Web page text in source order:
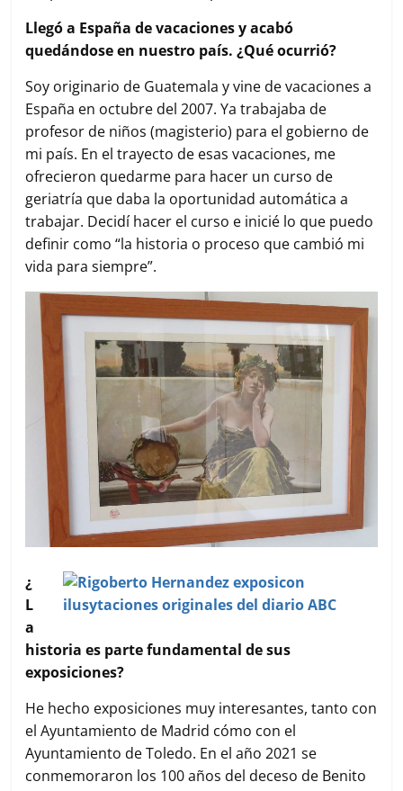
Llegó a España de vacaciones y acabó
quedándose en nuestro país. ¿Qué ocurrió?
Soy originario de Guatemala y vine de vacaciones a
España en octubre del 2007. Ya trabajaba de
profesor de niños (magisterio) para el gobierno de
mi país. En el trayecto de esas vacaciones, me
ofrecieron quedarme para hacer un curso de
geriatría que daba la oportunidad automática a
trabajar. Decidí hacer el curso e inicié lo que puedo
definir como “la historia o proceso que cambió mi
vida para siempre”.
¿
L
a
historia es parte fundamental de sus
exposiciones?
He hecho exposiciones muy interesantes, tanto con
el Ayuntamiento de Madrid cómo con el
Ayuntamiento de Toledo. En el año 2021 se
conmemoraron los 100 años del deceso de Benito